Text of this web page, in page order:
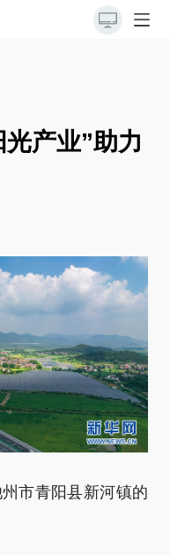
光产业”助力
市青阳县新河镇的